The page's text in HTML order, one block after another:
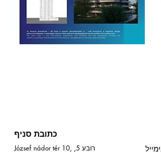
כתובת סניף
József nádor tér 10, רובע 5,